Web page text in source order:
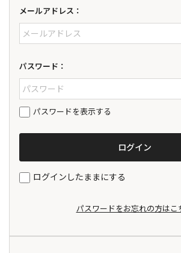
メールアドレス：
パスワード：
パスワードを表示する
ログインしたままにする
パスワードをお忘れの方はこ